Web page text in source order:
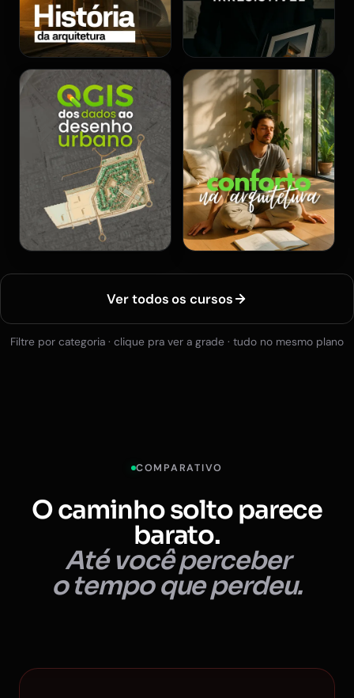
Ver todos os cursos
Filtre por categoria · clique pra ver a grade · tudo no mesmo plano
COMPARATIVO
O caminho solto parece
barato.
Até você perceber
o tempo que perdeu.